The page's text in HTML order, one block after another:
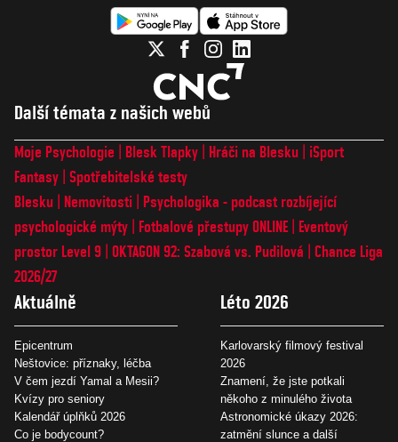
Další témata z našich webů
Moje Psychologie Blesk Tlapky Hráči na Blesku
iSport
Fantasy Spotřebitelské testy
Blesku
Nemovitosti
Psychologika - podcast rozbíjející
psychologické mýty
Fotbalové přestupy ONLINE
Eventový
prostor Level 9 OKTAGON 92: Szabová vs. Pudilová
Chance Liga
2026/27
Aktuálně
Epicentrum
Neštovice: příznaky, léčba
V čem jezdí Yamal a Mesii?
Kvízy pro seniory
Kalendář úplňků 2026
Co je bodycount?
Léto 2026
Karlovarský filmový festival
2026
Znamení, že jste potkali
někoho z minulého života
Astronomické úkazy 2026:
zatmění slunce a další